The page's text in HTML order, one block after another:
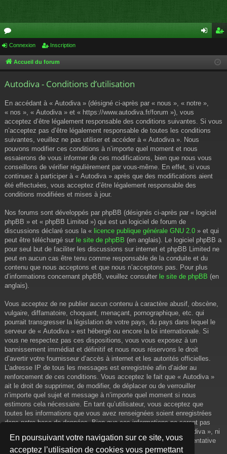
En poursuivant votre navigation sur ce site, vous
acceptez l’utilisation de cookies vous permettant
or
u cri
Connexion Inscription
Accueil du forum
Autodiva - Conditions d’utilisation
En accédant à « Autodiva » (désigné ci-après par « nous », « notre »,
« nos », « Autodiva » et « https://www.autodiva.fr/forum »), vous
acceptez d’être légalement responsable des conditions suivantes. Si vous
n’acceptez pas d’être légalement responsable de toutes les conditions
suivantes, veuillez ne pas utiliser et accéder à « Autodiva ». Nous
pouvons modifier ces conditions à n’importe quel moment et nous
essaierons de vous informer de ces modifications, bien que nous vous
conseillons de vérifier régulièrement par vous-même. En effet, si vous
continuez à participer à « Autodiva » après que des modifications aient
été effectuées, vous acceptez d’être légalement responsable des
conditions modifiées et mises à jour.
Nos forums sont développés par phpBB (désignés ci-après par « logiciel
phpBB » et « phpBB Limited ») qui est un logiciel de forum de
discussions déclaré sous la « licence publique générale GNU 2.0 » et qui
peut être téléchargé sur le site de phpBB (en anglais). Le logiciel phpBB a
pour seul but de faciliter les discussions sur internet et phpBB Limited ne
peut en aucun cas être tenu comme responsable de la conduite et du
contenu que nous acceptons et que nous n’acceptons pas. Pour plus
d’informations concernant phpBB, veuillez consulter le site de phpBB (en
anglais).
Vous acceptez de ne publier aucun contenu à caractère abusif, obscène,
vulgaire, diffamatoire, choquant, menaçant, pornographique, etc. qui
pourrait transgresser la législation de votre pays, du pays dans lequel le
serveur de « Autodiva » est hébergé ou encore la loi internationale. Si
vous ne respectez pas ces dispositions, vous vous exposez à un
bannissement immédiat et définitif et nous nous réservons le droit
d’avertir votre fournisseur d’accès à internet et les autorités officielles.
L’adresse IP de tous les messages est enregistrée afin d’aider au
renforcement de ces conditions. Vous acceptez le fait que « Autodiva »
ait le droit de supprimer, de modifier, de déplacer ou de verrouiller
n’importe quel sujet et message à n’importe quel moment si nous
estimons cela nécessaire. En tant qu’utilisateur, vous acceptez que
toutes les informations que vous avez renseignées soient enregistrées
dans notre base de données. Bien que ces informations ne seront pas
diffusées à une tierce partie sans votre consentement, ni « Autodiva », ni
phpBB, ne pourront être tenus comme responsables en cas de tentative
de piratage informatique visant à compromettre vos données.